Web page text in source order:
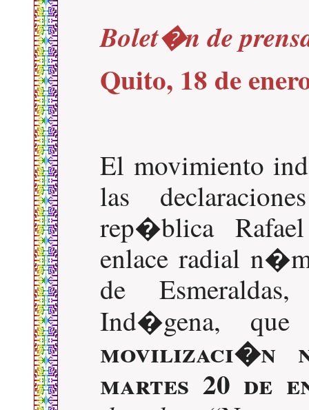
Bolet�n de
Quito, 18 de
El movimiento
las
rep�blica
enlace radial
de
Ind�gena,
movilizaci�n
martes 20 de